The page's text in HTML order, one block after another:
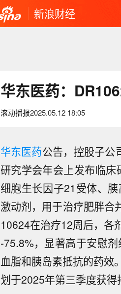
新浪财经
华东医药：
滚动播报2025.05.12 18:05
华东医药公告，控股子公
研究学会年会上发布临
细胞生长因子21受体、
激动剂，用于治疗肥胖合
10624在治疗12周后，各
-75.8%，显著高于安慰
血脂和胰岛素抵抗的药效
划于2025年第三季度获得
深交所：2026年8
行上市仪式。
【盐湖股份：公司
(000792)近日在接